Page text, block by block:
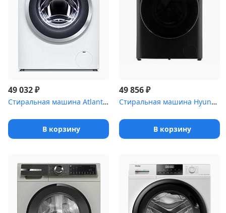
49 032₽
Стиральная машина Atlant СМА 70С1214-A-01 белый, загрузка фронтал...
В корзину
49 856₽
Стиральная машина Hyundai WMA8407 темно-серый
В корзину